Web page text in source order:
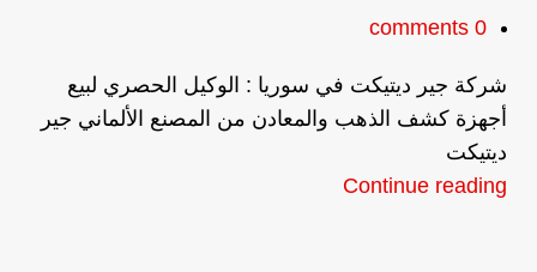
0
comments
شركة جير ديتيكت في سوريا : الوكيل الحصري لبيع
أجهزة كشف الذهب والمعادن من المصنع الألماني جير
ديتيكت
Continue reading